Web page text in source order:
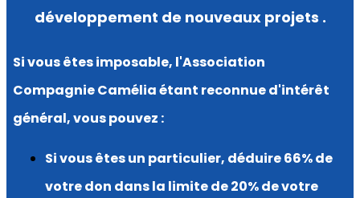
développement de nouveaux projets .
Si vous êtes imposable, l'Association
Compagnie Camélia étant reconnue d'intérêt
général, vous pouvez :
Si vous êtes un particulier, déduire 66% de
votre don dans la limite de 20% de votre